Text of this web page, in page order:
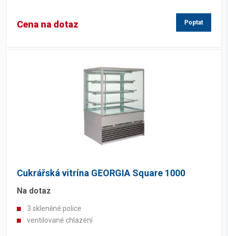
Cena na dotaz Poptat
Cukrářská vitrína GEORGIA Square 1000
Na dotaz
3 skleněné police
ventilované chlazení